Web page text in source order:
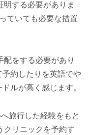
する必要がありま
ていても必要な措置
をする必要があり
約したりを英語でや
ルが高く感じます。
旅行した経験をもと
クリニックを予約す